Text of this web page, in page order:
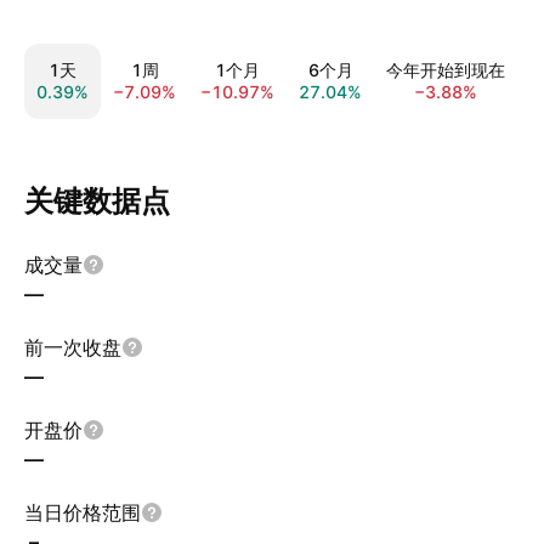
1天
0.39%
1周
−7.09%
1个月
−10.97%
6个月
27.04%
今年开始到现在
−3.88%
关键数据点
成交量
—
前一次收盘
—
开盘价
—
当日价格范围